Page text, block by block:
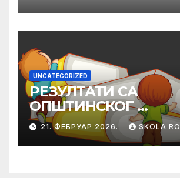
UNCATEGORIZED
РЕЗУЛТАТИ СА
ОПШТИНСКОГ
ТАКМИЧЕЊА ИЗ
ПРАВОСЛАВНЕ
ВЈЕРОНАУКЕ
21. ФЕБРУАР 2026. SKOLA